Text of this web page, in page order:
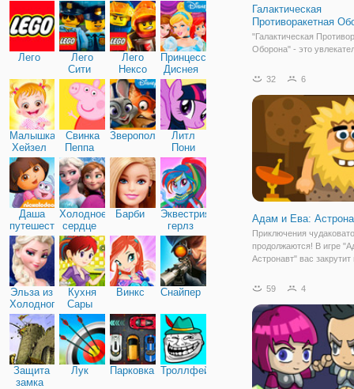
Лего
Лего
Сити
Лего
Нексо
Найтс
Принцессы
Диснея
Малышка
Хейзел
Свинка
Пеппа
Зверополис
Литл
Пони
Дружба
Даша
путешественница
Холодное
сердце
Барби
Эквестрия
герлз
Эльза из
Холодного
сердца
Кухня
Сары
Винкс Снайпер
Защита
замка
Лук Парковка Троллфейс
Галактическая
Противоракетная
"Галактическая
Оборона" - это
должны защитить Землю
войну нашей планете
потому, что космический
марсоход случайно
32 6
Адам и Ева:
Приключения
продолжаются! В игре
Астронавт" вас закрутит
забавным
космос за новыми
Вот только,
59 4